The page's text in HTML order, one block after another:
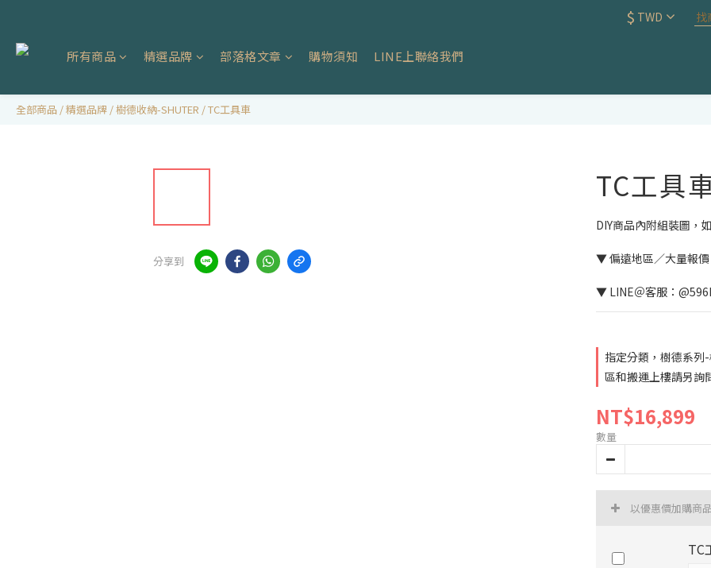
$ TWD
所有商品 精選品牌 部落格文章 購物須知 LINE上聯絡我們
全部商品 /精選品牌 /樹德收納-SHUTER /TC工具車
分享到
TC工具
DIY商品內附組裝圖，
▼ 偏遠地區／大量報
▼ LINE＠客服：
指定分類，樹德系列
區和搬運上樓請另詢
NT$16,899
數量
以優惠價加購商
TC